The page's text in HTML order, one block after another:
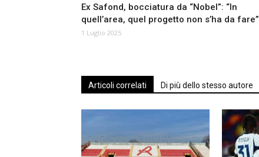
Ex Safond, bocciatura da “Nobel”: “In
quell’area, quel progetto non s’ha da fare”
1 Luglio 2025
Articoli correlati Di più dello stesso autore